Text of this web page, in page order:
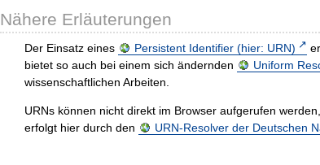
Nähere Erläuterungen
Der Einsatz eines Persistent Identifier (hier: URN)
bietet so auch bei einem sich ändernden
Uniform
wissenschaftlichen Arbeiten.
URNs können nicht direkt im Browser aufgerufen
erfolgt hier durch den
URN-Resolver der Deutschen